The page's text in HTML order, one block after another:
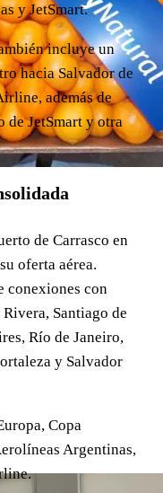
y JetSmart.
incluye un
hacia Salvador de
además de
de JetSmart y otra
de Carrasco en
oferta aérea.
conexiones con
Santiago de
Río de Janeiro,
y Salvador
Copa
Argentinas,